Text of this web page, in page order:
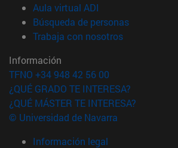
Aula virtual ADI
Búsqueda de personas(abre en
Trabaja con nosotros(abre en
Información
TFNO +34 948 42 56 00
¿QUÉ GRADO TE INTERESA?
¿QUÉ MÁSTER TE INTERESA?
© Universidad de Navarra
Información legal